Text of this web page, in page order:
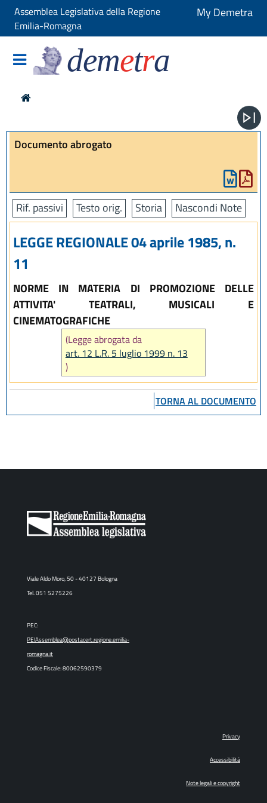
Assemblea Legislativa della Regione
Emilia-Romagna
My Demetra
demetra
Documento abrogato
Rif. passivi Testo orig. Storia Nascondi Note
LEGGE REGIONALE 04 aprile 1985, n.
11
NORME IN MATERIA DI PROMOZIONE DELLE
ATTIVITA' TEATRALI, MUSICALI E
CINEMATOGRAFICHE
(Legge abrogata da
art. 12 L.R. 5 luglio 1999 n. 13
)
TORNA AL DOCUMENTO
Viale Aldo Moro, 50 - 40127 Bologna
Tel. 051 5275226
PEC:
PEIAssemblea@postacert.regione.emilia-
romagna.it
Codice Fiscale: 80062590379
Privacy
Accessibilità
Note legali e copyright